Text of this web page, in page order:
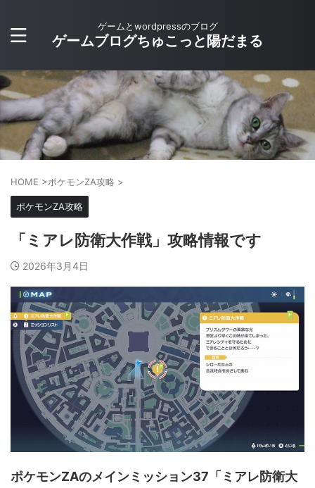
ゲームとwordpressのブログ
ゲームブログちゅこっと陽だまる
HOME >ポケモンZA攻略 >
ポケモンZA攻略
「ミアレ防衛大作戦」攻略情報です
2026年3月4日
ポケモンZAのメインミッション37「ミアレ防衛大